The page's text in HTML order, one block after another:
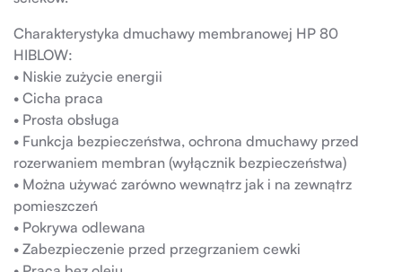
Charakterystyka dmuchawy membranowej HP 80
HIBLOW:
• Niskie zużycie energii
• Cicha praca
• Prosta obsługa
• Funkcja bezpieczeństwa, ochrona dmuchawy przed
rozerwaniem membran (wyłącznik bezpieczeństwa)
• Można używać zarówno wewnątrz jak i na zewnątrz
pomieszczeń
• Pokrywa odlewana
• Zabezpieczenie przed przegrzaniem cewki